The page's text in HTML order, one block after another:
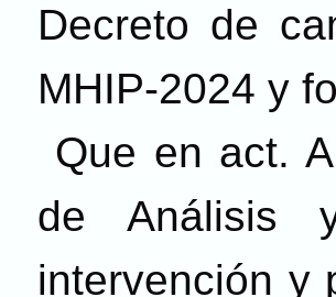
Decreto de
MHIP-2024 y
Que en act.
de Análisis
intervención y